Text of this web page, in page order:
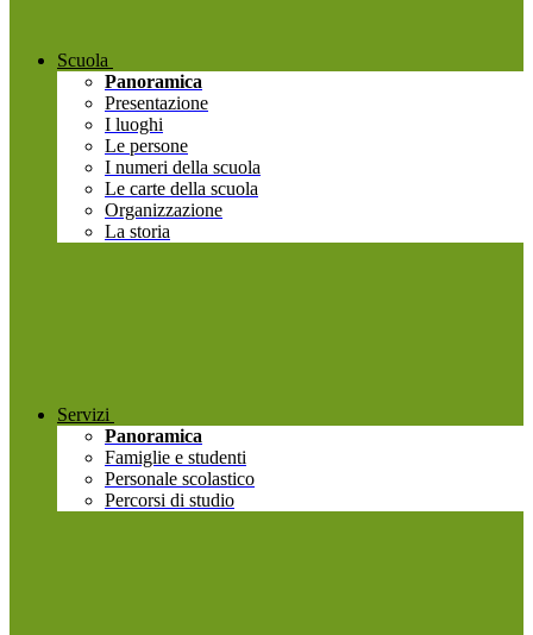
Scuola
Panoramica
Presentazione
I luoghi
Le persone
I numeri della scuola
Le carte della scuola
Organizzazione
La storia
Servizi
Panoramica
Famiglie e studenti
Personale scolastico
Percorsi di studio